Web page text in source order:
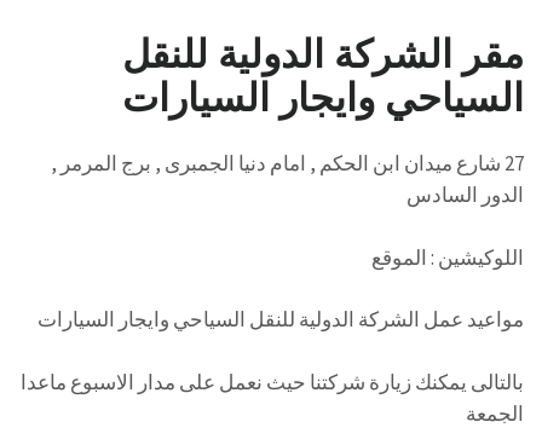
مقر الشركة الدولية للنقل
السياحي وايجار السيارات
27 شارع ميدان ابن الحكم , امام دنيا الجمبرى , برج المرمر ,
الدور السادس
اللوكيشين : الموقع
مواعيد عمل الشركة الدولية للنقل السياحي وايجار السيارات
بالتالى يمكنك زيارة شركتنا حيث نعمل على مدار الاسبوع ماعدا
الجمعة